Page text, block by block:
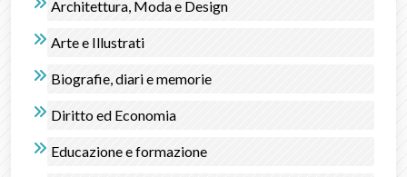
Architettura, Moda e Design
Arte e Illustrati
Biografie, diari e memorie
Diritto ed Economia
Educazione e formazione